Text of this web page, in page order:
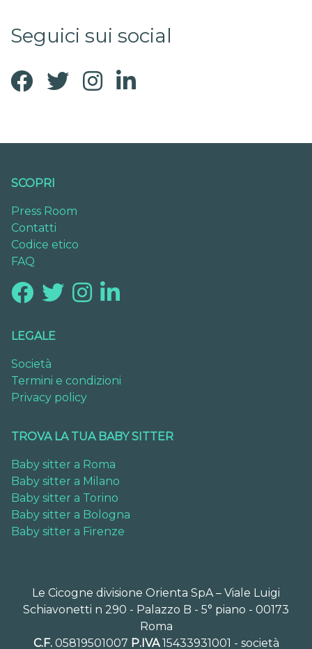
Seguici sui social
SCOPRI
Press Room
Contatti
Codice etico
FAQ
LEGALE
Società
Termini e condizioni
Privacy policy
TROVA LA TUA BABY SITTER
Baby sitter a Roma
Baby sitter a Milano
Baby sitter a Torino
Baby sitter a Bologna
Baby sitter a Firenze
Le Cicogne divisione Orienta SpA – Viale Luigi
Schiavonetti n 290 - Palazzo B - 5° piano - 00173
Roma
C.F.05819501007 P.IVA15433931001 - società